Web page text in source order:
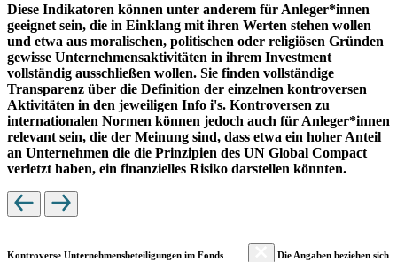
Diese Indikatoren können unter anderem für Anleger*innen
geeignet sein, die in Einklang mit ihren Werten stehen wollen
und etwa aus moralischen, politischen oder religiösen Gründen
gewisse Unternehmensaktivitäten in ihrem Investment
vollständig ausschließen wollen. Sie finden vollständige
Transparenz über die Definition der einzelnen kontroversen
Aktivitäten in den jeweiligen Info i's. Kontroversen zu
internationalen Normen können jedoch auch für Anleger*innen
relevant sein, die der Meinung sind, dass etwa ein hoher Anteil
an Unternehmen die die Prinzipien des UN Global Compact
verletzt haben, ein finanzielles Risiko darstellen könnten.
Kontroverse Unternehmensbeteiligungen im Fonds
Die Angaben beziehen sich